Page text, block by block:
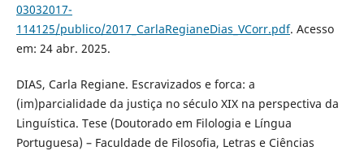
03032017-
114125/publico/2017_CarlaRegianeDias_VCorr.pdf. Acesso
em: 24 abr. 2025.
DIAS, Carla Regiane. Escravizados e forca: a
(im)parcialidade da justiça no século XIX na perspectiva da
Linguística. Tese (Doutorado em Filologia e Língua
Portuguesa) – Faculdade de Filosofia, Letras e Ciências